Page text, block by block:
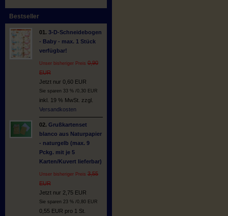
Bestseller
01. 3-D-Schneidebogen
- Baby - max. 1 Stück
verfügbar!
Unser bisheriger Preis 0,90
EUR
Jetzt nur 0,60 EUR
Sie sparen 33 % /0,30 EUR
inkl. 19 % MwSt. zzgl.
Versandkosten
02. Grußkartenset
blanco aus Naturpapier
- naturgelb (max. 9
Pckg. mit je 5
Karten/Kuvert lieferbar)
Unser bisheriger Preis 3,55
EUR
Jetzt nur 2,75 EUR
Sie sparen 23 % /0,80 EUR
0,55 EUR pro 1 St.